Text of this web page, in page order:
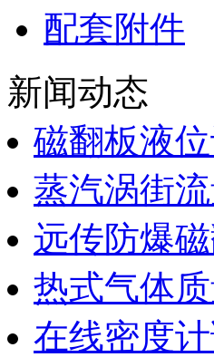
配套附件
新闻动态
磁翻板液
蒸汽涡街
远传防爆
热式气体
在线密度